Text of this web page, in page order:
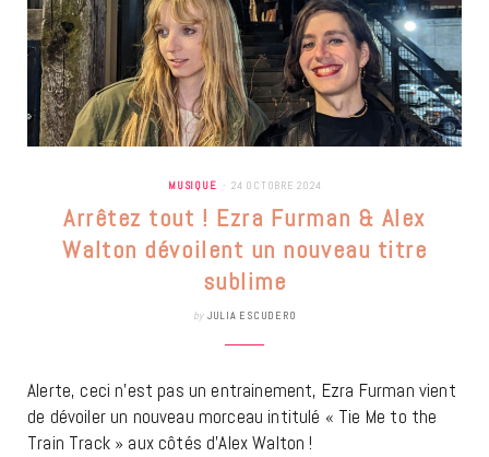
MUSIQUE 24 OCTOBRE 2024
Arrêtez tout ! Ezra Furman & Alex
Walton dévoilent un nouveau titre
sublime
by JULIA ESCUDERO
Alerte, ceci n’est pas un entrainement, Ezra Furman vient
de dévoiler un nouveau morceau intitulé « Tie Me to the
Train Track » aux côtés d’Alex Walton !